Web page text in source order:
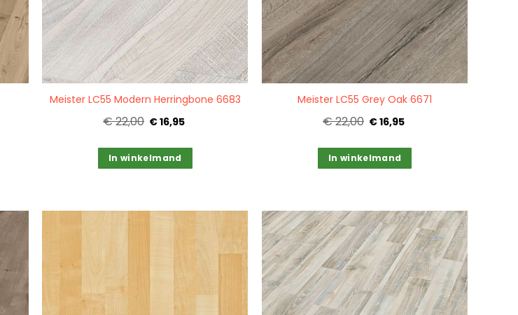
Meister LC55 Modern Herringbone 6683
€ 22,00 € 16,95
Quickview
In winkelmand
Meister LC55 Grey Oak 6671
€ 22,00 € 16,95
Quickview
In winkelmand